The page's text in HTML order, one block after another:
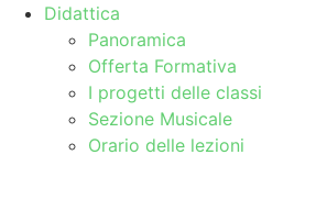
Didattica
Panoramica
Offerta Formativa
I progetti delle classi
Sezione Musicale
Orario delle lezioni